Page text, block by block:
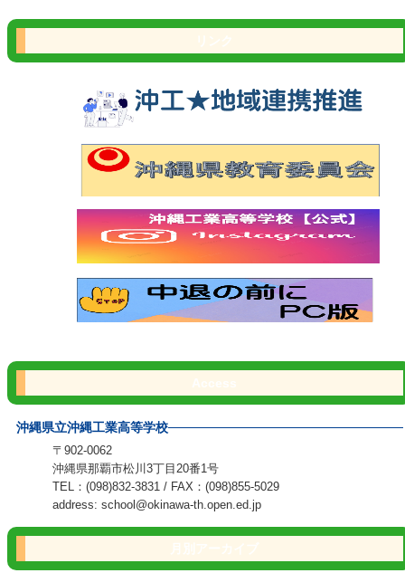
沖縄県立沖縄工業高等学校
〒902-0062
沖縄県那覇市松川3丁目20番1号
TEL：(098)832-3831 / FAX：(098)855-5029
address: school@okinawa-th.open.ed.jp